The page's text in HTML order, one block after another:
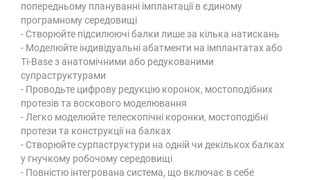
попередньому плануванні імплантації в єдиному
програмному середовищі
- Створюйте підсилюючі балки лише за кілька натискань
- Моделюйте індивідуальні абатменти на імплантатах або
Ті-Ваsе з анатомічними або редукованими
супраструктурами
- Проводьте цифрову редукцію коронок, мостоподібних
протезів та воскового моделювання
- Легко моделюйте телескопічні коронки, мостоподібні
протези та конструкції на балках
- Створюйте сурпаструктури на одній чи декількох балках
у гнучкому робочому середовищі
- Повністю інтегрована система, що включає в себе